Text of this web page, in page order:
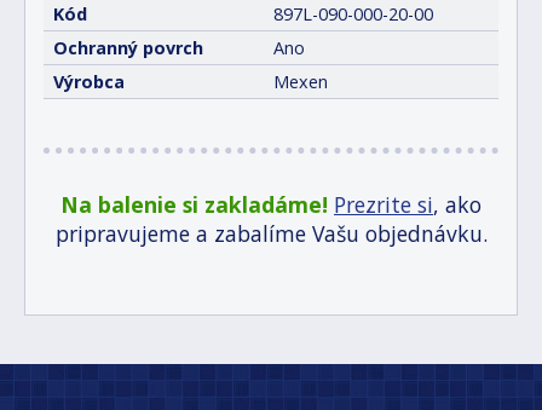
Kód
897L-090-000-20-00
Ochranný povrch
Ano
Výrobca
Mexen
Na balenie si zakladáme! Prezrite si, ako
pripravujeme a zabalíme Vašu objednávku.